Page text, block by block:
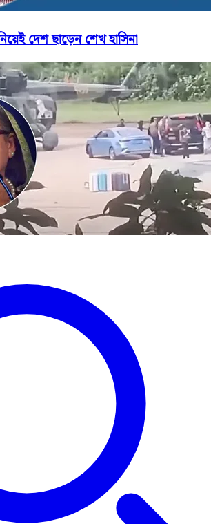
দেশ ছাড়েন শেখ হাসিনা